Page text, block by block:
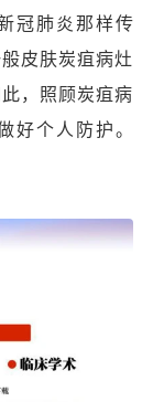
冠肺炎那样传
皮肤炭疽病灶
，照顾炭疽病
好个人防护。